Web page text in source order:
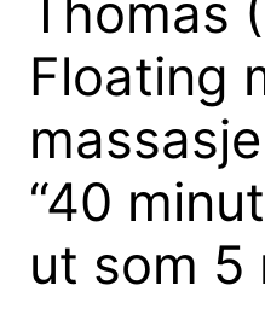
Thomas
Floating
“40
ut som 5